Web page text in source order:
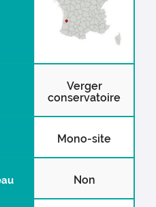
Verger
conservatoire
Mono-site
Non